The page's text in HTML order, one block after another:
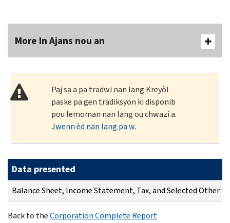
More In Ajans nou an
Paj sa a pa tradwi nan lang Kreyòl
paske pa gen tradiksyon ki disponib
pou lemoman nan lang ou chwazi a.
Jwenn èd nan lang pa w.
Data presented
Balance Sheet, Income Statement, Tax, and Selected Other
Back to theCorporation Complete Report